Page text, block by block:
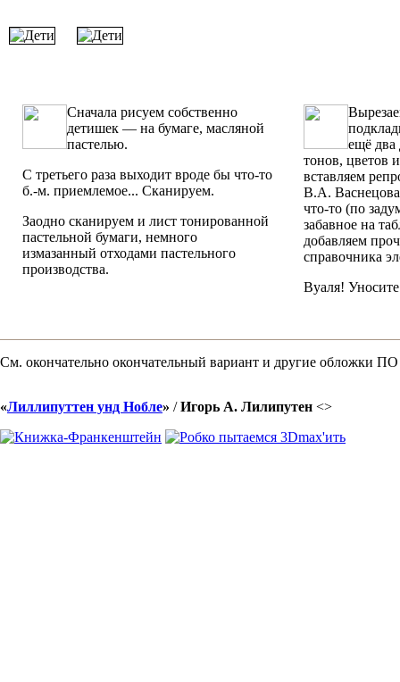
Сначала рисуем собственно
детишек — на бумаге, масляной
пастелью.
С третьего раза выходит вроде бы что-то
б.-м. приемлемое... Сканируем.
Заодно сканируем и лист тонированной
пастельной бумаги, немного
измазанный отходами пастельного
производства.
ещё два
тонов, цветов
вставляем
В.А.
что-то (по
забавное на
добавляем
справочника
Вуаля!
См. окончательно окончательный вариант и другие обложки
«Лиллипуттен унд Нобле» /Игорь А. Лилипутен <>